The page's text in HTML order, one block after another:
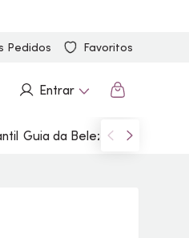
Pedidos Favoritos
Entrar
Guia da Beleza Marcas